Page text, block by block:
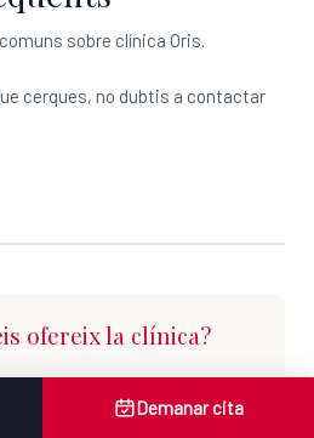
sobre clínica Oris.
cerques, no dubtis a contactar
ofereix la clínica?
del menú web.
Demanar cita